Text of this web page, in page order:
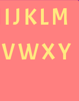
IJ KLM
VWXY